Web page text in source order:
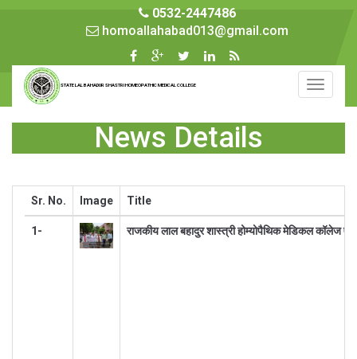
0532-2447486
homoallahabad013@gmail.com
STATE LAL BAHADUR SHASTRI HOMEOPATHIC MEDICAL COLLEGE
Toggle
News Details
Sr. No. Image Title
1- राजकीय लाल बहादुर शास्त्री होम्योपैथिक मेडिकल कॉलेज एवं